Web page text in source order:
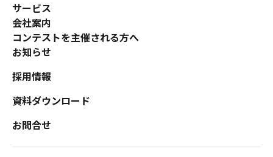
サービス
会社案内
コンテストを主催される方へ
お知らせ
採用情報
資料ダウンロード
お問合せ